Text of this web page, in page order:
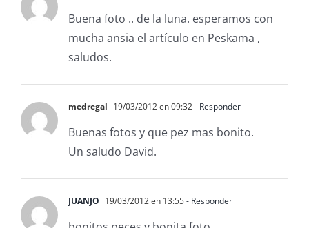
Buena foto .. de la luna. esperamos con
mucha ansia el artículo en Peskama ,
saludos.
medregal 19/03/2012 en 09:32- Responder
Buenas fotos y que pez mas bonito.
Un saludo David.
JUANJO 19/03/2012 en 13:55- Responder